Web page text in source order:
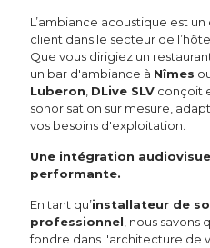
L’ambiance acoustique est
client dans le secteur de
Que vous dirigiez un
un bar d'ambiance à Nîmes
Luberon DLive SLV conçoit
sonorisation sur mesure,
vos besoins d'exploitation.
Une intégration
performante.
En tant qu’installateur de
professionnel , nous
fondre dans l'architecture de